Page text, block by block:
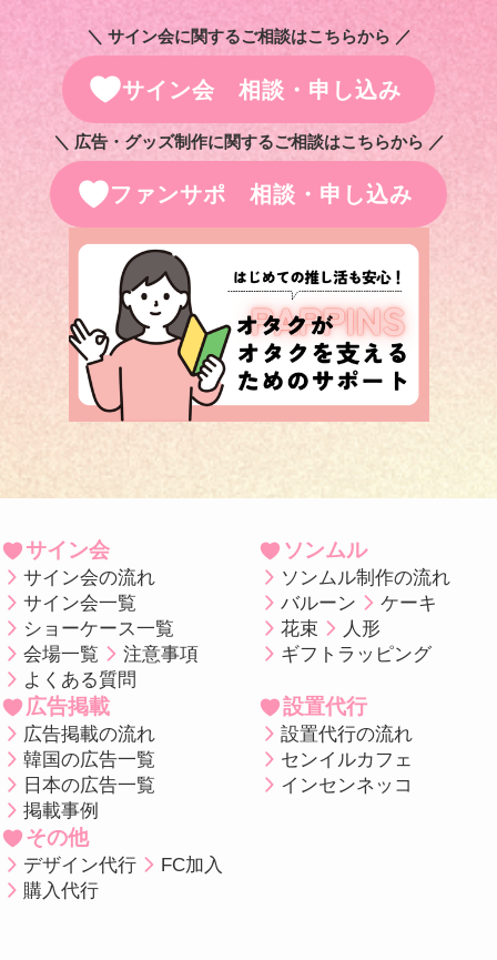
＼ サイン会に関するご相談はこちらから ／
サイン会 相談・申し込み
＼ 広告・グッズ制作に関するご相談はこちらから ／
ファンサポ 相談・申し込み
サイン会
サイン会の流れ
サイン会一覧
ショーケース一覧
会場一覧
注意事項
よくある質問
ソンムル
ソンムル制作の流れ
バルーン
ケーキ
花束
人形
ギフトラッピング
広告掲載
広告掲載の流れ
韓国の広告一覧
日本の広告一覧
掲載事例
設置代行
設置代行の流れ
センイルカフェ
インセンネッコ
その他
デザイン代行
FC加入
購入代行